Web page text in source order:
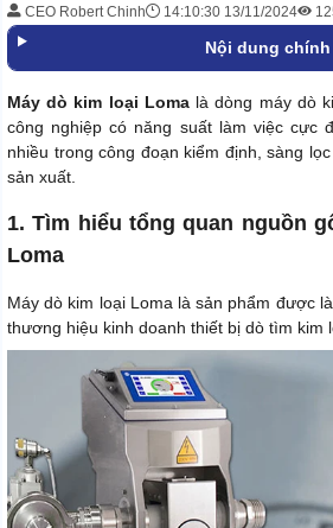
CEO Robert Chinh 14:10:30 13/11/2024
Nội dung chính
Máy dò kim loại Loma là dòng máy dò
công nghiệp có năng suất làm việc cực
nhiều trong công đoạn kiểm định, sàng
sản xuất.
1. Tìm hiểu tổng quan nguồn
Loma
Máy dò kim loại Loma là sản phẩm được
thương hiệu kinh doanh thiết bị dò tìm kim